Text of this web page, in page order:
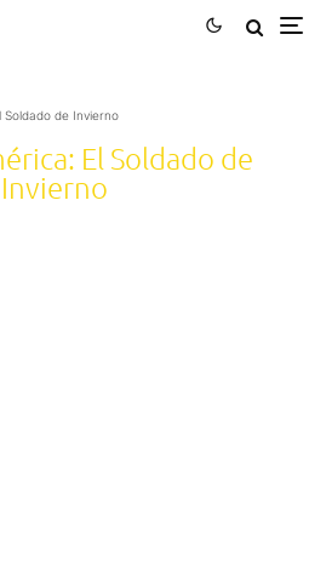
de Invierno
El Soldado de
Invierno